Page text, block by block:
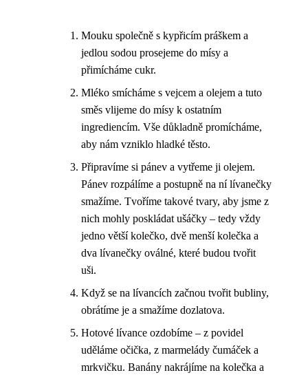
Mouku společně s kypřicím práškem a
jedlou sodou prosejeme do mísy a
přimícháme cukr.
Mléko smícháme s vejcem a olejem a tuto
směs vlijeme do mísy k ostatním
ingrediencím. Vše důkladně promícháme,
aby nám vzniklo hladké těsto.
Připravíme si pánev a vytřeme ji olejem.
Pánev rozpálíme a postupně na ní lívanečky
smažíme. Tvoříme takové tvary, aby jsme z
nich mohly poskládat ušáčky – tedy vždy
jedno větší kolečko, dvě menší kolečka a
dva lívanečky oválné, které budou tvořit
uši.
Když se na lívancích začnou tvořit bubliny,
obrátíme je a smažíme dozlatova.
Hotové lívance ozdobíme – z povidel
uděláme očička, z marmelády čumáček a
mrkvičku. Banány nakrájíme na kolečka a